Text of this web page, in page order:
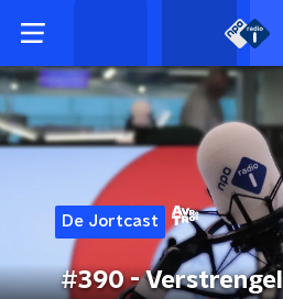
De Jortcast
#390 -